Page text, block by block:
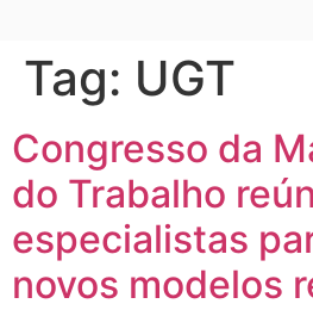
Tag: UGT
Congresso da
do Trabalho
especialistas
novos modelos